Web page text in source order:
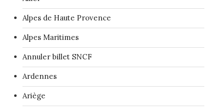
Alpes de Haute Provence
Alpes Maritimes
Annuler billet SNCF
Ardennes
Ariège